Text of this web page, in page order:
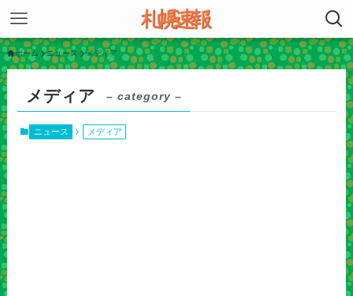
ホーム ニュース メディア
メディア – category –
ニュース メディア